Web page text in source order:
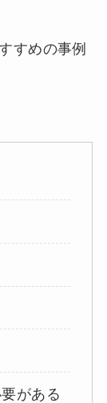
すめの事例
がある